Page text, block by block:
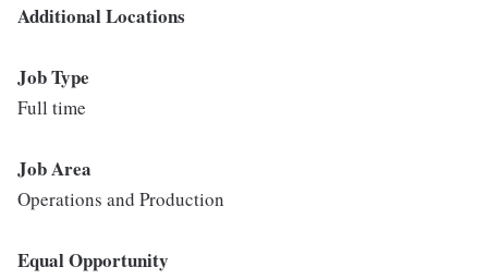
Additional Locations
Job Type
Full time
Job Area
Operations and Production
Equal Opportunity